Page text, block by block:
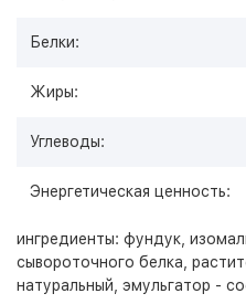
Белки:
Жиры:
Углеводы:
Энергетическая ценность:
ингредиенты: фундук,
сывороточного белка,
натуральный, эмульгатор -